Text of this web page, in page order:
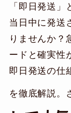
「即日発送
当日中に発送
りませんか？
ードと確実性
即日発送の仕
を徹底解説。